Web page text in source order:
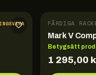
FÄRDIGA
Mark V
Betygsätt
1 295,00